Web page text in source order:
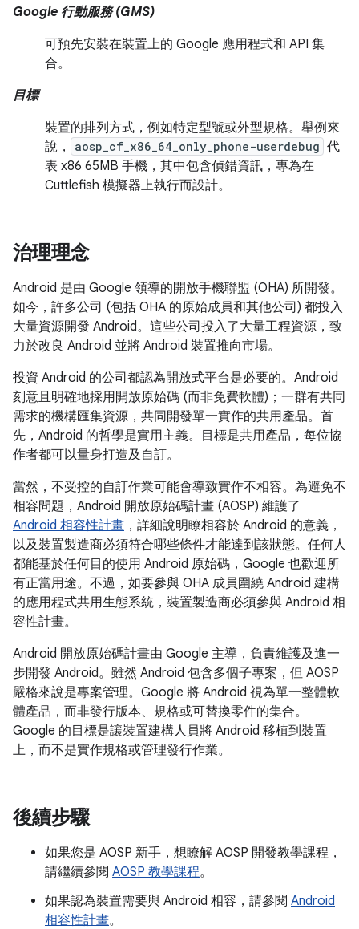
Google 行動服務 (GMS)
可預先安裝在裝置上的 Google 應用程式和 API 集
合。
目標
裝置的排列方式，例如特定型號或外型規格。舉例來
說，
aosp_cf_x86_64_only_phone-userdebug 代
表 x86 65MB 手機，其中包含偵錯資訊，專為在
Cuttlefish 模擬器上執行而設計。
治理理念
Android 是由 Google 領導的開放手機聯盟 (OHA) 所開發。
如今，許多公司 (包括 OHA 的原始成員和其他公司) 都投入
大量資源開發 Android。這些公司投入了大量工程資源，致
力於改良 Android 並將 Android 裝置推向市場。
投資 Android 的公司都認為開放式平台是必要的。Android
刻意且明確地採用開放原始碼 (而非免費軟體)；一群有共同
需求的機構匯集資源，共同開發單一實作的共用產品。首
先，Android 的哲學是實用主義。目標是共用產品，每位協
作者都可以量身打造及自訂。
當然，不受控的自訂作業可能會導致實作不相容。為避免不
相容問題，Android 開放原始碼計畫 (AOSP) 維護了
Android 相容性計畫 ，詳細說明瞭相容於 Android 的意義，
以及裝置製造商必須符合哪些條件才能達到該狀態。任何人
都能基於任何目的使用 Android 原始碼，Google 也歡迎所
有正當用途。不過，如要參與 OHA 成員圍繞 Android 建構
的應用程式共用生態系統，裝置製造商必須參與 Android 相
容性計畫。
Android 開放原始碼計畫由 Google 主導，負責維護及進一
步開發 Android。雖然 Android 包含多個子專案，但 AOSP
嚴格來說是專案管理。Google 將 Android 視為單一整體軟
體產品，而非發行版本、規格或可替換零件的集合。
Google 的目標是讓裝置建構人員將 Android 移植到裝置
上，而不是實作規格或管理發行作業。
後續步驟
如果您是 AOSP 新手，想瞭解 AOSP 開發教學課程，
請繼續參閱 AOSP 教學課程。
如果認為裝置需要與 Android 相容，請參閱 Android
相容性計畫。